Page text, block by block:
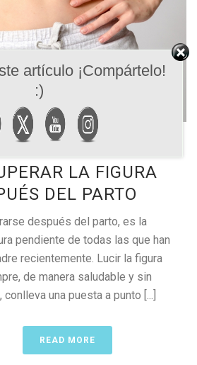
LA FIGURA
DEL PARTO
después del parto, es la
pendiente de todas las que han
recientemente. Lucir la figura
de manera saludable y sin
una puesta a punto [...]
READ MORE
artículo ¡Compártelo!
:)